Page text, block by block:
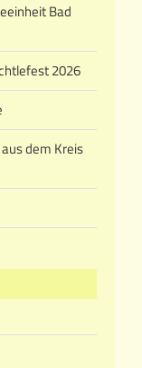
Bad
2026
dem Kreis